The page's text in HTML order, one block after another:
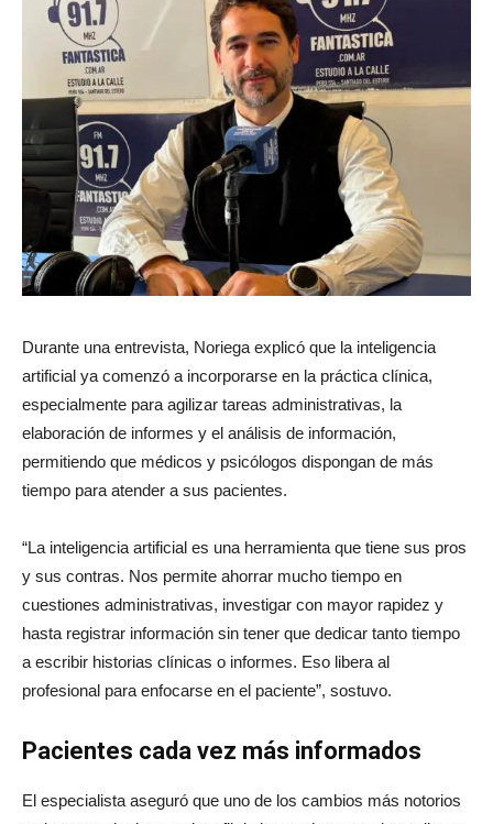
Durante una entrevista, Noriega explicó que la inteligencia
artificial ya comenzó a incorporarse en la práctica clínica,
especialmente para agilizar tareas administrativas, la
elaboración de informes y el análisis de información,
permitiendo que médicos y psicólogos dispongan de más
tiempo para atender a sus pacientes.
“La inteligencia artificial es una herramienta que tiene sus pros
y sus contras. Nos permite ahorrar mucho tiempo en
cuestiones administrativas, investigar con mayor rapidez y
hasta registrar información sin tener que dedicar tanto tiempo
a escribir historias clínicas o informes. Eso libera al
profesional para enfocarse en el paciente”, sostuvo.
Pacientes cada vez más informados
El especialista aseguró que uno de los cambios más notorios